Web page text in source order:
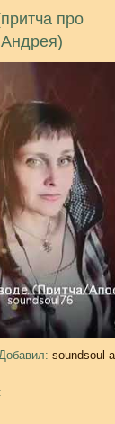
про
: soundsoul-